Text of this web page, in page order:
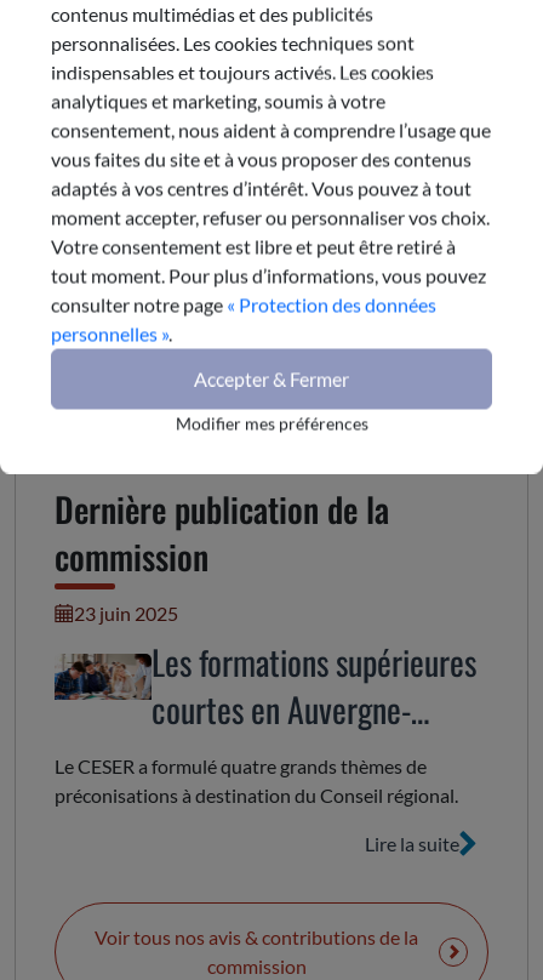
Commission
Commission : 6
Enseignement supérieur, recherche et innovation
Président :
Dominique PELLA
Dernière publication de la
commission
23 juin 2025
Les formations supérieures
courtes en Auvergne-
Rhône-Alpes
Le CESER a formulé quatre grands thèmes de
préconisations à destination du Conseil régional.
Lire la suite
Voir tous nos avis & contributions de la
commission
contenus multimédias et des publicités
personnalisées. Les cookies techniques sont
indispensables et toujours activés. Les cookies
analytiques et marketing, soumis à votre
consentement, nous aident à comprendre l’usage que
vous faites du site et à vous proposer des contenus
adaptés à vos centres d’intérêt. Vous pouvez à tout
moment accepter, refuser ou personnaliser vos choix.
Votre consentement est libre et peut être retiré à
tout moment. Pour plus d’informations, vous pouvez
consulter notre page « Protection des données
personnelles ».
Accepter & Fermer
Modifier mes préférences